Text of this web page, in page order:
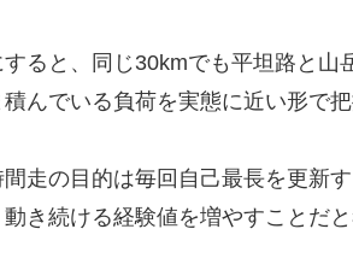
ると、同じ30kmでも平坦路と山
んでいる負荷を実態に近い形で把
間走の目的は毎回自己最長を更新
動き続ける経験値を増やすことだ